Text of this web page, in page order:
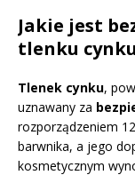
Jakie jest
tlenku
Tlenek cynku,
uznawany za
rozporządzeniem
barwnika, a jego
kosmetycznym